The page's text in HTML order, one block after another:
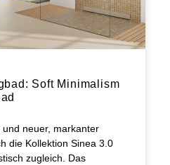
Soft Minimalism
neuer, markanter
die Kollektion Sinea 3.0
zugleich. Das